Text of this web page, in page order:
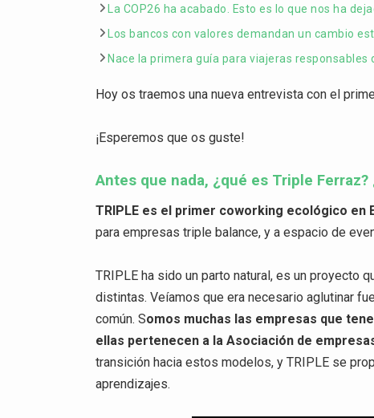
La COP26 ha acabado. Esto es lo que nos ha
Los bancos con valores demandan un cambio
Nace la primera guía para viajeras responsables
Hoy os traemos una nueva entrevista con el
¡Esperemos que os guste!
Antes que nada, ¿qué es Triple
TRIPLE es el primer coworking ecológico en
para empresas triple balance, y a espacio de
TRIPLE ha sido un parto natural, es un proyecto
distintas. Veíamos que era necesario aglutinar
común. Somos muchas las empresas que
ellas pertenecen a la Asociación de
transición hacia estos modelos, y TRIPLE se
aprendizajes.